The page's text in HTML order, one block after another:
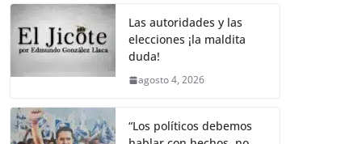
k
Las autoridades y las
elecciones ¡la maldita
duda!
agosto 4, 2026
“Los políticos debemos